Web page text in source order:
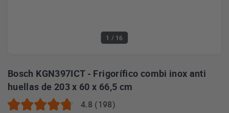
1 / 16
Bosch KGN397ICT - Frigorífico combi inox anti
huellas de 203 x 60 x 66,5 cm
4.8 (198)